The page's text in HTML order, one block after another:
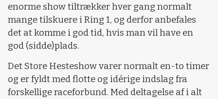
enorme show tiltrækker hver gang normalt
mange tilskuere i Ring 1, og derfor anbefales
det at komme i god tid, hvis man vil have en
god (sidde)plads.
Det Store Hesteshow varer normalt en-to timer
og er fyldt med flotte og idérige indslag fra
forskellige raceforbund. Med deltagelse af i alt